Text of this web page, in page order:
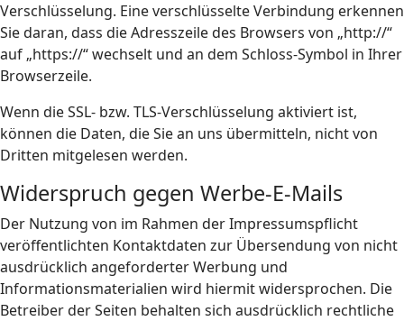
Verschlüsselung. Eine verschlüsselte Verbindung erkennen
Sie daran, dass die Adresszeile des Browsers von „http://“
auf „https://“ wechselt und an dem Schloss-Symbol in Ihrer
Browserzeile.
Wenn die SSL- bzw. TLS-Verschlüsselung aktiviert ist,
können die Daten, die Sie an uns übermitteln, nicht von
Dritten mitgelesen werden.
Widerspruch gegen Werbe-E-Mails
Der Nutzung von im Rahmen der Impressumspflicht
veröffentlichten Kontaktdaten zur Übersendung von nicht
ausdrücklich angeforderter Werbung und
Informationsmaterialien wird hiermit widersprochen. Die
Betreiber der Seiten behalten sich ausdrücklich rechtliche